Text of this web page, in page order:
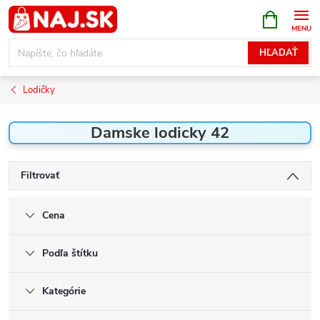
Prejsť
na
obsah
HĽADAŤ
KOŠÍK
Lodičky
Damske lodicky 42
Filtrovať
Cena
Podľa štítku
Kategórie